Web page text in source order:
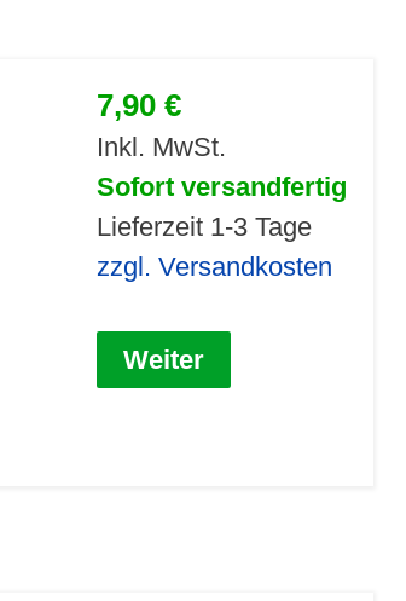
7,90 €
Inkl. MwSt.
Sofort versandfertig
Lieferzeit 1-3 Tage
zzgl. Versandkosten
Weiter